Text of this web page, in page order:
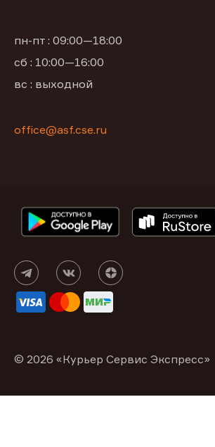
пн-пт : 09:00—18:00
сб : 10:00—16:00
вс : выходной
office@asf.cse.ru
© 2026 «Курьер Сервис Экспресс»